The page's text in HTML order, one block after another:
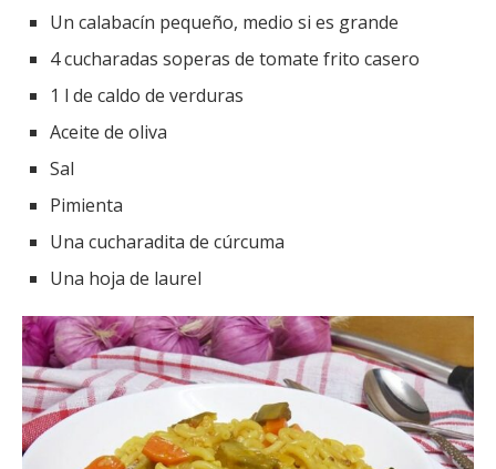
Un calabacín pequeño, medio si es grande
4 cucharadas soperas de tomate frito casero
1 l de caldo de verduras
Aceite de oliva
Sal
Pimienta
Una cucharadita de cúrcuma
Una hoja de laurel